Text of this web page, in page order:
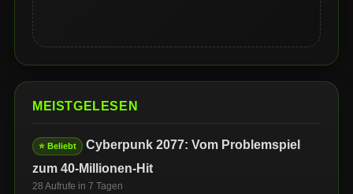
MEISTGELESEN
⭐ Beliebt
Cyberpunk 2077: Vom Problemspiel
zum 40-Millionen-Hit
28 Aufrufe in 7 Tagen